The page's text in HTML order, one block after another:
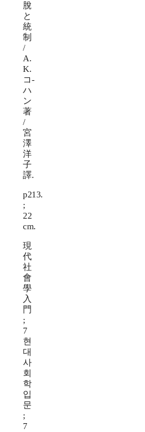
脫
と
統
制
/
A.
K.
コ-
ハ
ン
著
/
宮
澤
洋
子
譯.
p213.
;
22
cm.
現
代
社
會
學
入
門
;
7
현
대
사
회
학
입
문
;
7